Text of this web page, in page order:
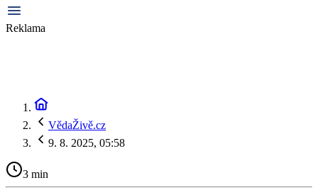
Reklama
VědaŽivě.cz
9. 8. 2025, 05:58
3 min